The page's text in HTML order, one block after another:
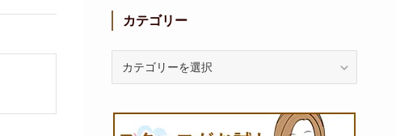
カテゴリー
リ